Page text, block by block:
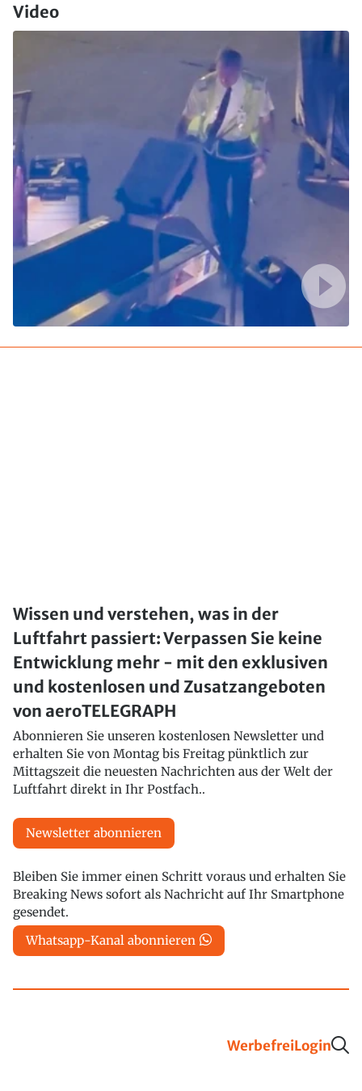
Video
Wissen und verstehen, was in der
Luftfahrt passiert: Verpassen Sie keine
Entwicklung mehr - mit den exklusiven
und kostenlosen und Zusatzangeboten
von aeroTELEGRAPH
Abonnieren Sie unseren kostenlosen Newsletter und
erhalten Sie von Montag bis Freitag pünktlich zur
Mittagszeit die neuesten Nachrichten aus der Welt der
Luftfahrt direkt in Ihr Postfach..
Newsletter abonnieren
Bleiben Sie immer einen Schritt voraus und erhalten Sie
Breaking News sofort als Nachricht auf Ihr Smartphone
gesendet.
Whatsapp-Kanal abonnieren
WerbefreiLogin